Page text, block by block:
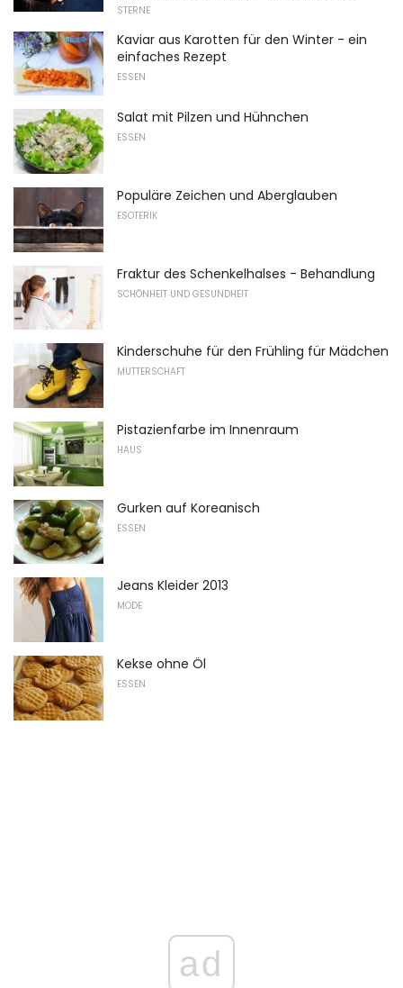
STERNE
Kaviar aus Karotten für den Winter - ein
einfaches Rezept
ESSEN
Salat mit Pilzen und Hühnchen
ESSEN
Populäre Zeichen und Aberglauben
ESOTERIK
Fraktur des Schenkelhalses - Behandlung
SCHÖNHEIT UND GESUNDHEIT
Kinderschuhe für den Frühling für Mädchen
MUTTERSCHAFT
Pistazienfarbe im Innenraum
HAUS
Gurken auf Koreanisch
ESSEN
Jeans Kleider 2013
MODE
Kekse ohne Öl
ESSEN
ad